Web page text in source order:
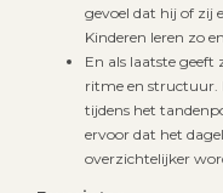
gevoel dat hij of zij
Kinderen leren zo
En als laatste geeft
ritme en structuur.
tijdens het
ervoor dat het
overzichtelijker